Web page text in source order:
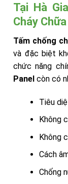
Tại Hà
Cháy Chữa
Tấm chống
và đặc biệt
chức năng
Panel còn có
Tiêu
Không
Không
Cách
Chống